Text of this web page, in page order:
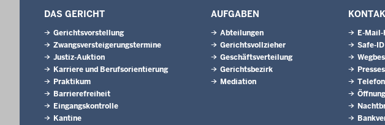
DAS GERICHT
Gerichtsvorstellung
Zwangsversteigerungs­termine
Justiz-Auktion
Karriere und Berufsorientierung
Praktikum
Barrierefreiheit
Eingangskontrolle
Kantine
AUFGABEN
Abteilungen
Gerichtsvollzieher
Geschäftsverteilung
Gerichtsbezirk
Mediation
E-
Safe-ID